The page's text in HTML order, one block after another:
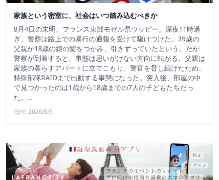
家族という密室に、社会はいつ踏み込むべきか
8月4日の未明、フランス東部モゼル県ウッピー。深夜11時過
ぎ、警察は路上での暴行の通報を受けて駆けつけた。39歳の
父親が18歳の娘の髪をつかみ、引きずっていたという。だが
警察が到着すると、事態は思いがけない方向に転がる。父親は
家族の暮らすアパートに立てこもり、警官を脅し続けたため、
特殊部隊RAIDまで出動する事態になった。突入後、部屋の中
で見つかったのは1歳から18歳までの7人の子どもたちだっ
た。…
日付: 2026/8/5